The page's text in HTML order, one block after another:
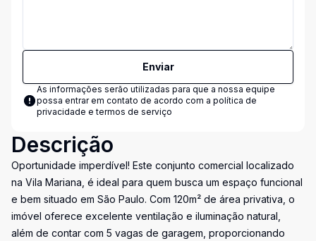
Enviar
As informações serão utilizadas para que a nossa equipe
possa entrar em contato de acordo com a política de
privacidade e termos de serviço
Descrição
Oportunidade imperdível! Este conjunto comercial localizado
na Vila Mariana, é ideal para quem busca um espaço funcional
e bem situado em São Paulo. Com 120m² de área privativa, o
imóvel oferece excelente ventilação e iluminação natural,
além de contar com 5 vagas de garagem, proporcionando